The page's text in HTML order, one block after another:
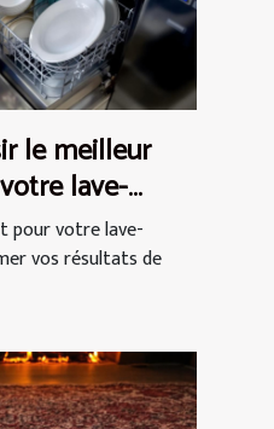
le meilleur
lave-
pour votre lave-
vos résultats de